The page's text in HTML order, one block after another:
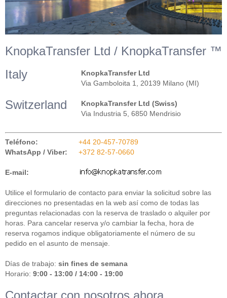
KnopkaTransfer Ltd / KnopkaTransfer ™
Italy
KnopkaTransfer Ltd
Via Gamboloita 1, 20139 Milano (MI)
Switzerland
KnopkaTransfer Ltd (Swiss)
Via Industria 5, 6850 Mendrisio
Teléfono:
+44 20-457-70789
WhatsApp / Viber:
+372 82-57-0660
E-mail:
Utilice el formulario de contacto para enviar la solicitud sobre las
direcciones no presentadas en la web así como de todas las
preguntas relacionadas con la reserva de traslado o alquiler por
horas. Para cancelar reserva y/o cambiar la fecha, hora de
reserva rogamos indique obligatoriamente el número de su
pedido en el asunto de mensaje.
Días de trabajo: sin fines de semana
Horario: 9:00 - 13:00 / 14:00 - 19:00
Contactar con nosotros ahora